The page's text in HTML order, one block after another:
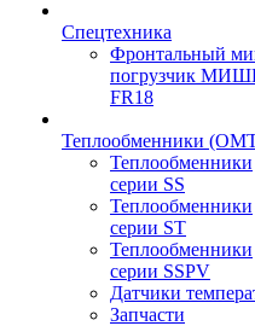
Спецтехника
Фронтальный
погрузчик
FR18
Теплообменники
Теплообменники
серии SS
Теплообменники
серии ST
Теплообменники
серии SSPV
Датчики
Запчасти